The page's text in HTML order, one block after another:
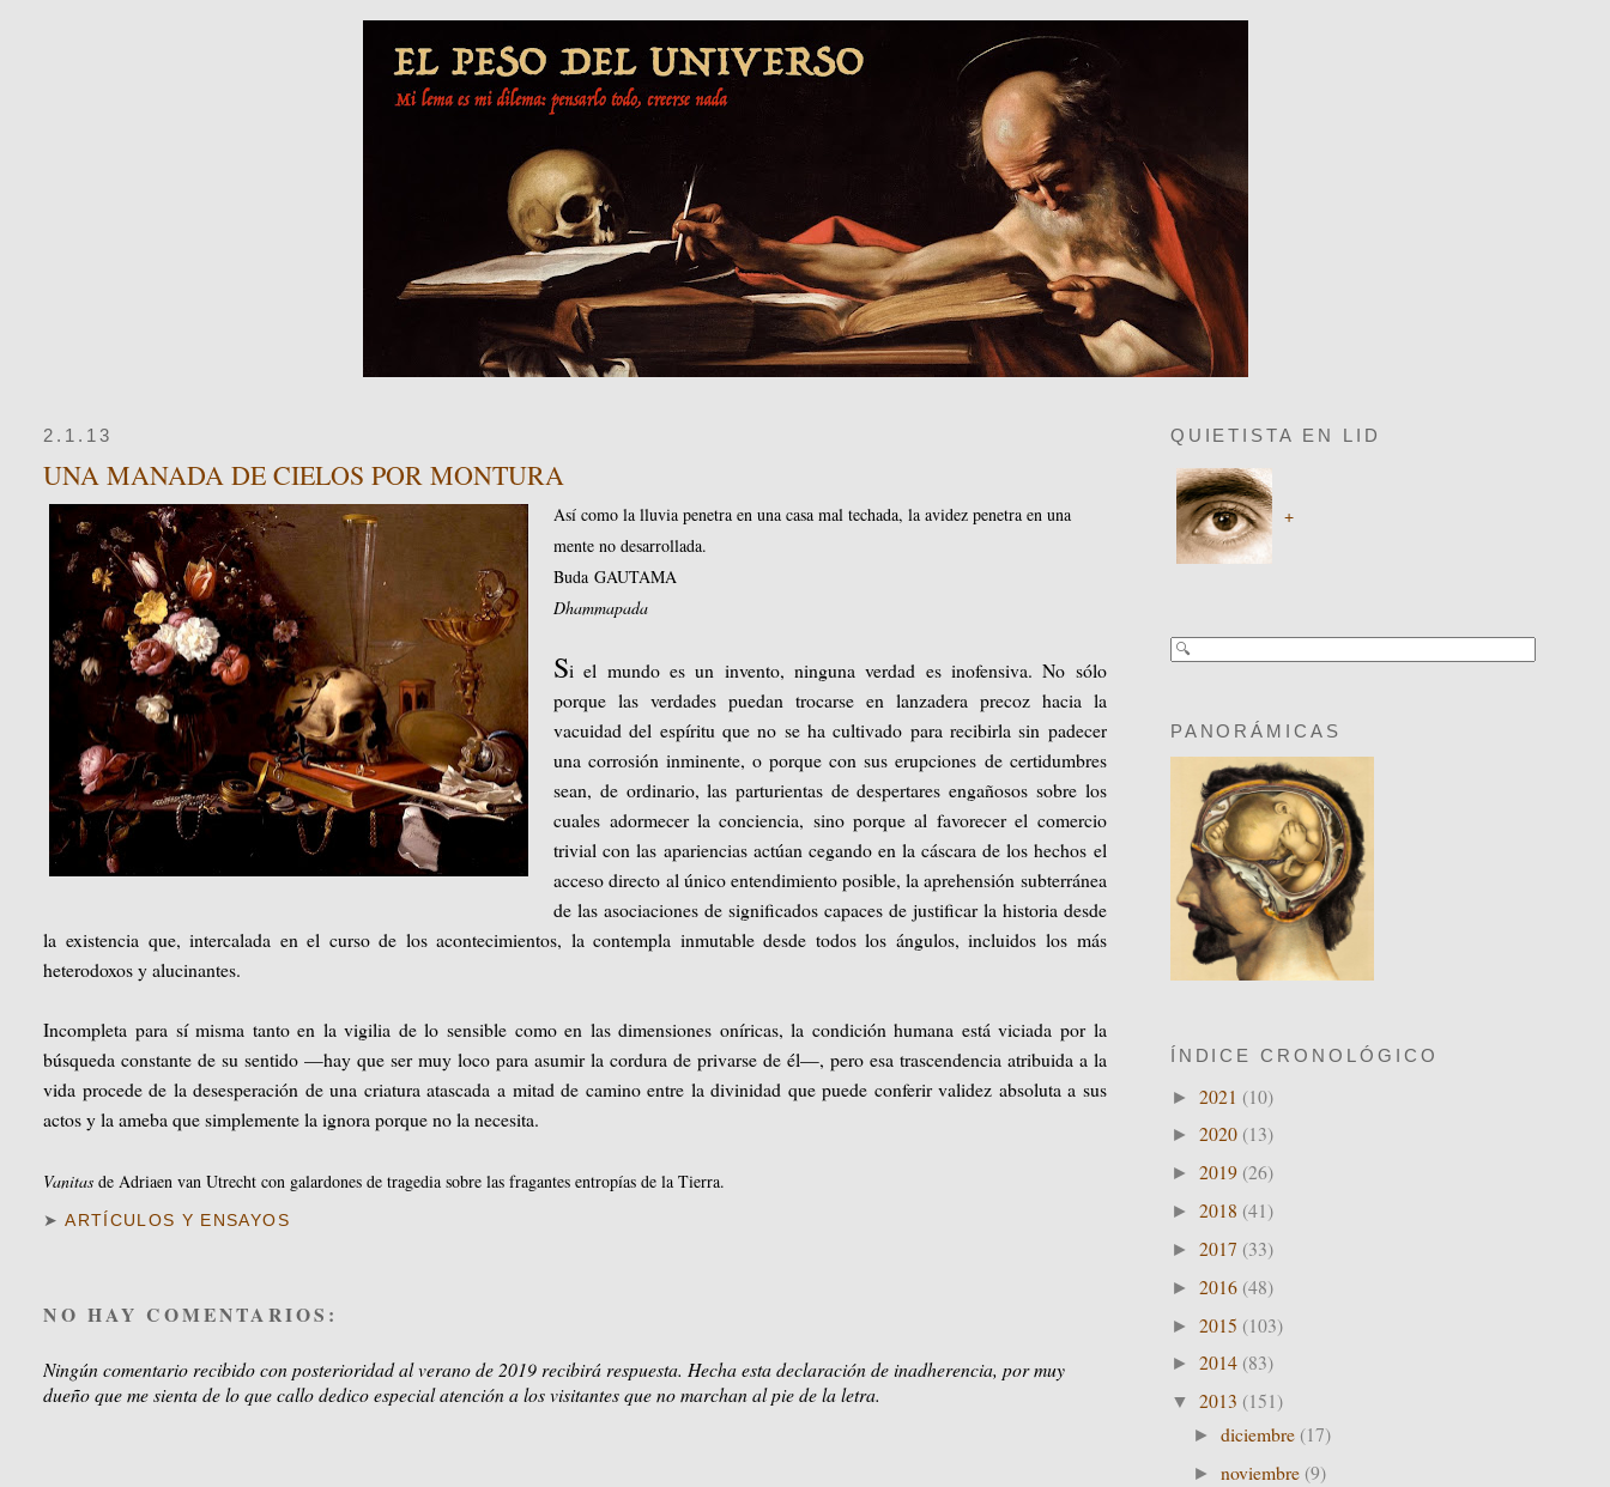
2.1.13
UNA MANADA DE CIELOS POR MONTURA
Así como la lluvia penetra en una casa mal techada, la avidez penetra en una
mente no desarrollada.
BudaGAUTAMA
Dhammapada
Si el mundo es un invento, ninguna verdad es inofensiva. No sólo
porque las verdades puedan trocarse en lanzadera precoz hacia la
vacuidad del espíritu que no se ha cultivado para recibirla sin padecer
una corrosión inminente, o porque con sus erupciones de certidumbres
sean, de ordinario, las parturientas de despertares engañosos sobre los
cuales adormecer la conciencia, sino porque al favorecer el comercio
trivial con las apariencias actúan cegando en la cáscara de los hechos el
acceso directo al único entendimiento posible, la aprehensión subterránea
de las asociaciones de significados capaces de justificar la historia desde
la existencia que, intercalada en el curso de los acontecimientos, la contempla inmutable desde todos los ángulos, incluidos los más
heterodoxos y alucinantes.
Incompleta para sí misma tanto en la vigilia de lo sensible como en las dimensiones oníricas, la condición humana está viciada por la
búsqueda constante de su sentido —hay que ser muy loco para asumir la cordura de privarse de él—, pero esa trascendencia atribuida a la
vida procede de la desesperación de una criatura atascada a mitad de camino entre la divinidad que puede conferir validez absoluta a sus
actos y la ameba que simplemente la ignora porque no la necesita.
Vanitas de Adriaen van Utrecht con galardones de tragedia sobre las fragantes entropías de la Tierra.
➤ARTÍCULOS Y ENSAYOS
NO HAY COMENTARIOS:
Ningún comentario recibido con posterioridad al verano de 2019 recibirá respuesta. Hecha esta declaración de inadherencia, por muy
dueño que me sienta de lo que callo dedico especial atención a los visitantes que no marchan al pie de la letra.
QUIETISTA EN LID
+
PANORÁMICAS
ÍNDICE CRONOLÓGICO
► 2021 (10)
► 2020 (13)
► 2019 (26)
► 2018 (41)
► 2017 (33)
► 2016 (48)
► 2015 (103)
► 2014 (83)
▼ 2013 (151)
►diciembre (17)
►noviembre (9)